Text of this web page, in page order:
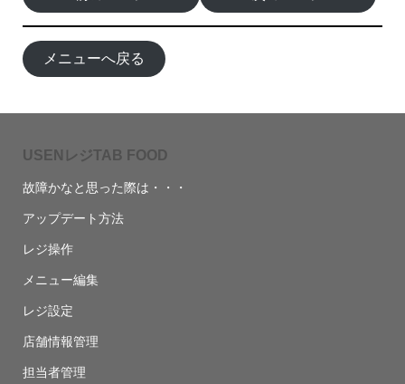
メニューへ戻る
USENレジTAB FOOD
故障かなと思った際は・・・
アップデート方法
レジ操作
メニュー編集
レジ設定
店舗情報管理
担当者管理